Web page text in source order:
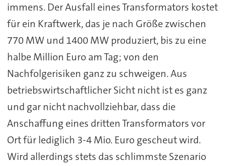
immens. Der Ausfall eines Transformators kostet
für ein Kraftwerk, das je nach Größe zwischen
770 MW und 1400 MW produziert, bis zu eine
halbe Million Euro am Tag; von den
Nachfolgerisiken ganz zu schweigen. Aus
betriebswirtschaftlicher Sicht nicht ist es ganz
und gar nicht nachvollziehbar, dass die
Anschaffung eines dritten Transformators vor
Ort für lediglich 3-4 Mio. Euro gescheut wird.
Wird allerdings stets das schlimmste Szenario